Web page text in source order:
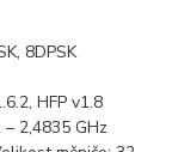
8DPSK
HFP v1.8
2,4835 GHz